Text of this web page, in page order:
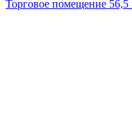
Торговое помещение